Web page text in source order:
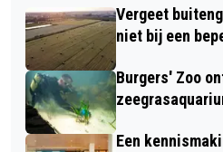
Vergeet
niet bij een
Burgers' Zoo
Een